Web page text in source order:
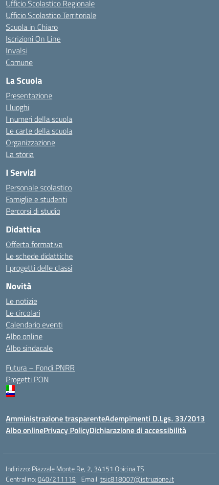
Ufficio Scolastico Regionale
Ufficio Scolastico Territoriale
Scuola in Chiaro
Iscrizioni On Line
Invalsi
Comune
La Scuola
Presentazione
I luoghi
I numeri della scuola
Le carte della scuola
Organizzazione
La storia
I Servizi
Personale scolastico
Famiglie e studenti
Percorsi di studio
Didattica
Offerta formativa
Le schede didattiche
I progetti delle classi
Novità
Le notizie
Le circolari
Calendario eventi
Albo online
Albo sindacale
Futura – Fondi PNRR
Progetti PON
Amministrazione trasparenteAdempimenti D.Lgs. 33/2013
Albo onlinePrivacy PolicyDichiarazione di accessibilità
Indirizzo: Piazzale Monte Re, 2, 34151 Opicina TS
Centralino:040/211119 Email:tsic818007@istruzione.it